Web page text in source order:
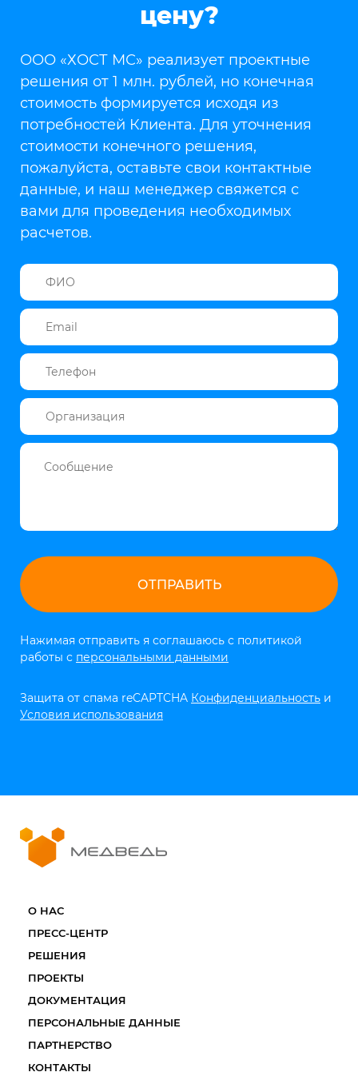
цену?
ООО «ХОСТ МС» реализует проектные
решения от 1 млн. рублей, но конечная
стоимость формируется исходя из
потребностей Клиента. Для уточнения
стоимости конечного решения,
пожалуйста, оставьте свои контактные
данные, и наш менеджер свяжется с
вами для проведения необходимых
расчетов.
Нажимая отправить я соглашаюсь с политикой
работы с персональными данными
Защита от спама reCAPTCHA Конфиденциальность и
Условия использования
О НАС
ПРЕСС-ЦЕНТР
РЕШЕНИЯ
ПРОЕКТЫ
ДОКУМЕНТАЦИЯ
ПЕРСОНАЛЬНЫЕ ДАННЫЕ
ПАРТНЕРСТВО
КОНТАКТЫ